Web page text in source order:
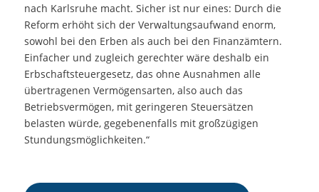
nach Karlsruhe macht. Sicher ist nur eines: Durch die
Reform erhöht sich der Verwaltungsaufwand enorm,
sowohl bei den Erben als auch bei den Finanzämtern.
Einfacher und zugleich gerechter wäre deshalb ein
Erbschaftsteuergesetz, das ohne Ausnahmen alle
übertragenen Vermögensarten, also auch das
Betriebsvermögen, mit geringeren Steuersätzen
belasten würde, gegebenenfalls mit großzügigen
Stundungsmöglichkeiten.“